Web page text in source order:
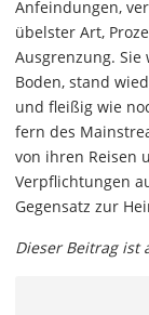
Anfeindungen,
übelster Art,
Ausgrenzung.
Boden, stand
und fleißig wie
fern des
von ihren Reisen
Verpflichtungen
Gegensatz zur
Dieser Beitrag ist